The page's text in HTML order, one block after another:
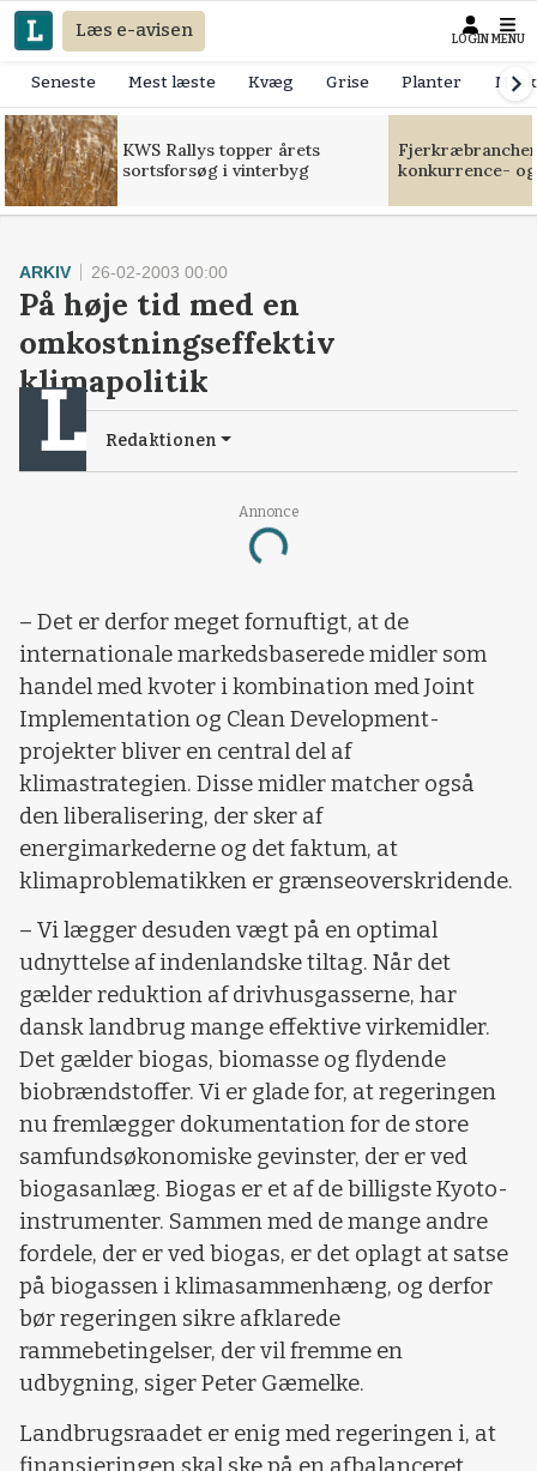
Læs e-avisen LOGIN MENU
Seneste Mest læste Kvæg Grise Planter
KWS Rallys topper årets
sortsforsøg i vinterbyg
konkurrence-
Annonce
Loading...
ARKIV 26-02-2003 00:00
På høje tid med en
omkostningseffektiv
klimapolitik
Redaktionen
– Det er derfor meget fornuftigt, at de
internationale markedsbaserede midler som
handel med kvoter i kombination med Joint
Implementation og Clean Development-
projekter bliver en central del af
klimastrategien. Disse midler matcher også
den liberalisering, der sker af
energimarkederne og det faktum, at
klimaproblematikken er grænseoverskridende.
– Vi lægger desuden vægt på en optimal
udnyttelse af indenlandske tiltag. Når det
gælder reduktion af drivhusgasserne, har
dansk landbrug mange effektive virkemidler.
Det gælder biogas, biomasse og flydende
biobrændstoffer. Vi er glade for, at regeringen
nu fremlægger dokumentation for de store
samfundsøkonomiske gevinster, der er ved
biogasanlæg. Biogas er et af de billigste Kyoto-
instrumenter. Sammen med de mange andre
fordele, der er ved biogas, er det oplagt at satse
på biogassen i klimasammenhæng, og derfor
bør regeringen sikre afklarede
rammebetingelser, der vil fremme en
udbygning, siger Peter Gæmelke.
Landbrugsraadet er enig med regeringen i, at
finansieringen skal ske på en afbalanceret